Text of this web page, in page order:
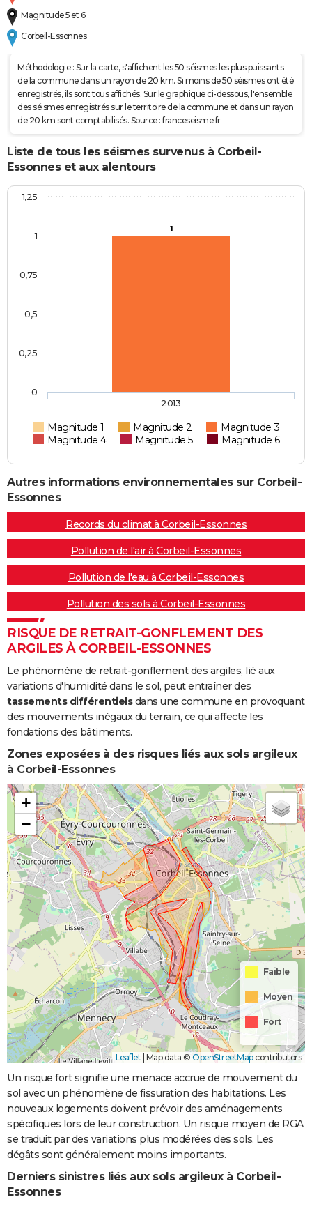
Magnitude 5 et 6
Corbeil-Essonnes
Méthodologie : Sur la carte, s'affichent les 50 séismes les plus puissants
de la commune dans un rayon de 20 km. Si moins de 50 séismes ont été
enregistrés, ils sont tous affichés. Sur le graphique ci-dessous, l'ensemble
des séismes enregistrés sur le territoire de la commune et dans un rayon
de 20 km sont comptabilisés. Source : franceseisme.fr
Liste de tous les séismes survenus à Corbeil-
Essonnes et aux alentours
1
Magnitude 1 Magnitude 2
Magnitude 3
Magnitude 4
Magnitude 5 Magnitude 6
2013
0
0,25
0,5
0,75
1
1,25
Autres informations environnementales sur Corbeil-
Essonnes
Records du climat à Corbeil-Essonnes
Pollution de l'air à Corbeil-Essonnes
Pollution de l'eau à Corbeil-Essonnes
Pollution des sols à Corbeil-Essonnes
RISQUE DE RETRAIT-GONFLEMENT DES
ARGILES À CORBEIL-ESSONNES
Le phénomène de retrait-gonflement des argiles, lié aux
variations d'humidité dans le sol, peut entraîner des
tassements différentielsdans une commune en provoquant
des mouvements inégaux du terrain, ce qui affecte les
fondations des bâtiments.
Zones exposées à des risques liés aux sols argileux
à Corbeil-Essonnes
+
−
Faible
Moyen
Fort
Leaflet Map data © OpenStreetMapcontributors
Un risque fort signifie une menace accrue de mouvement du
sol avec un phénomène de fissuration des habitations. Les
nouveaux logements doivent prévoir des aménagements
spécifiques lors de leur construction. Un risque moyen de RGA
se traduit par des variations plus modérées des sols. Les
dégâts sont généralement moins importants.
Derniers sinistres liés aux sols argileux à Corbeil-
Essonnes